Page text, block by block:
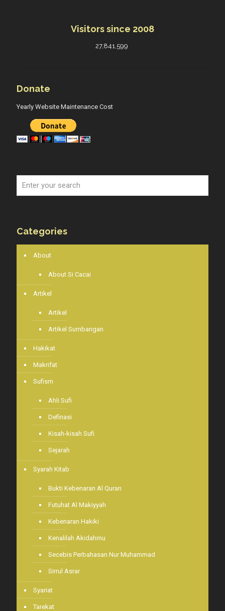
Visitors since 2008
27,841,599
Donate
Yearly Website Maintenance Cost
Categories
About
About Si Cacai
Artikel
Artikel
Artikel Sumbangan
Hakikat
Makrifat
Sufism
Ahli Sufi
Definasi
Kisah-kisah Sufi
Sejarah
Syarah Kitab
Bukti Kebenaran Al Quran
Futuhat Al Makiyyah
Kebenaran Hakiki
Kenalilah Akidahmu
Secebis Perbahasan Nur Muhammad
Sirrul Asrar
Syariat
Tarekat